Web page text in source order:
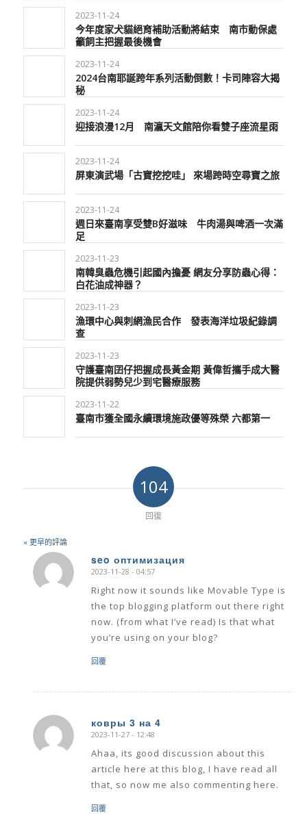
2023-11-24
今年度家犬貓絕育補助活動將結束 南市動保處
籲飼主把握最後機會
2023-11-24
2024台南耶誕跨年系列活動倒數！卡司陣容大揭
秘
2023-11-24
迎接浪漫12月 南瀛天文館陪你看雙子座流星雨
2023-11-24
屏東演武場「古寶挖挖哇」 來場跨時空尋寶之旅
2023-11-24
週日來臺南享受雙B好滋味 牛肉湯與啤酒一次滿
足
2023-11-23
南韓臭蟲危機引起國內擔憂 網友分享防蟲心得：
白花油成神器？
2023-11-23
漁環中心與刺網漁民合作 發表海洋垃圾紀錄調
查
2023-11-23
守護臺南囝仔把握成長黃金期 黃偉哲攜手成大醫
院提供弱勢兒少到宅醫療服務
2023-11-22
臺南市獲全國永續環境施政優等殊榮 六都第一
104
回復
« 更早的評論
seo оптимизация
says:
2023-11-28 - 04:57
Right now it sounds like Movable Type is
the top blogging platform out there right
now. (from what I’ve read) Is that what
you’re using on your blog?
回覆
ковры 3 на 4
says:
2023-11-27 - 12:48
Ahaa, its good discussion about this
article here at this blog, I have read all
that, so now me also commenting here.
回覆